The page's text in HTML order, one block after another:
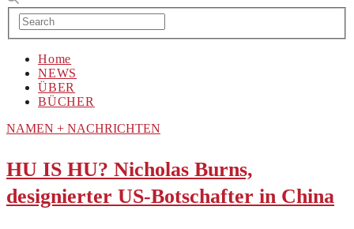
Home
NEWS
ÜBER
BÜCHER
NAMEN + NACHRICHTEN
HU IS HU? Nicholas Burns,
designierter US-Botschafter in China